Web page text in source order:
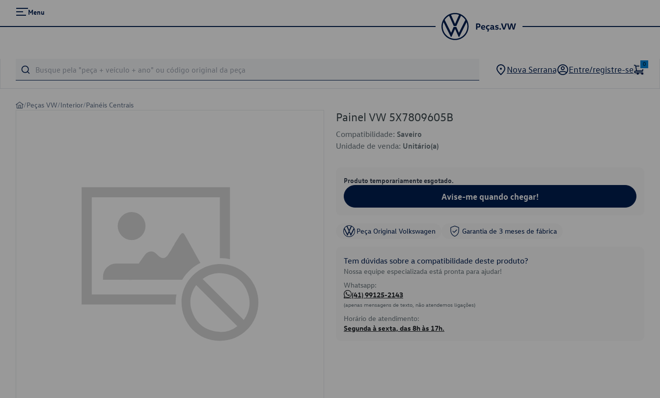
Menu
Nova Serrana Entre/registre-se
0
/Peças VW/Interior/Painéis Centrais
Painel VW 5X7809605B
Compatibilidade: Saveiro
Unidade de venda: Unitário(a)
Produto temporariamente esgotado.
Avise-me quando chegar!
Peça Original Volkswagen Garantia de 3 meses de fábrica
Tem dúvidas sobre a compatibilidade deste produto?
Nossa equipe especializada está pronta para ajudar!
Whatsapp:
(41) 99125-2143
(apenas mensagens de texto, não atendemos ligações)
Horário de atendimento:
Segunda à sexta, das 8h às 17h.